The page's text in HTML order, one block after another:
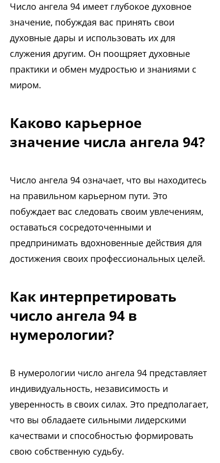
Число ангела 94 имеет глубокое духовное
значение, побуждая вас принять свои
духовные дары и использовать их для
служения другим. Он поощряет духовные
практики и обмен мудростью и знаниями с
миром.
Каково карьерное
значение числа ангела 94?
Число ангела 94 означает, что вы находитесь
на правильном карьерном пути. Это
побуждает вас следовать своим увлечениям,
оставаться сосредоточенными и
предпринимать вдохновенные действия для
достижения своих профессиональных целей.
Как интерпретировать
число ангела 94 в
нумерологии?
В нумерологии число ангела 94 представляет
индивидуальность, независимость и
уверенность в своих силах. Это предполагает,
что вы обладаете сильными лидерскими
качествами и способностью формировать
свою собственную судьбу.